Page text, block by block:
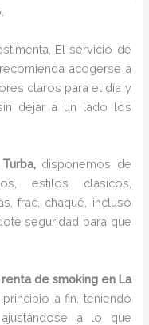
El servicio de
acogerse a
claros para el día y
dejar a un lado los
disponemos de
estilos clásicos,
frac, chaqué, incluso
seguridad para que
renta de smoking en La
a fin, teniendo
a lo que